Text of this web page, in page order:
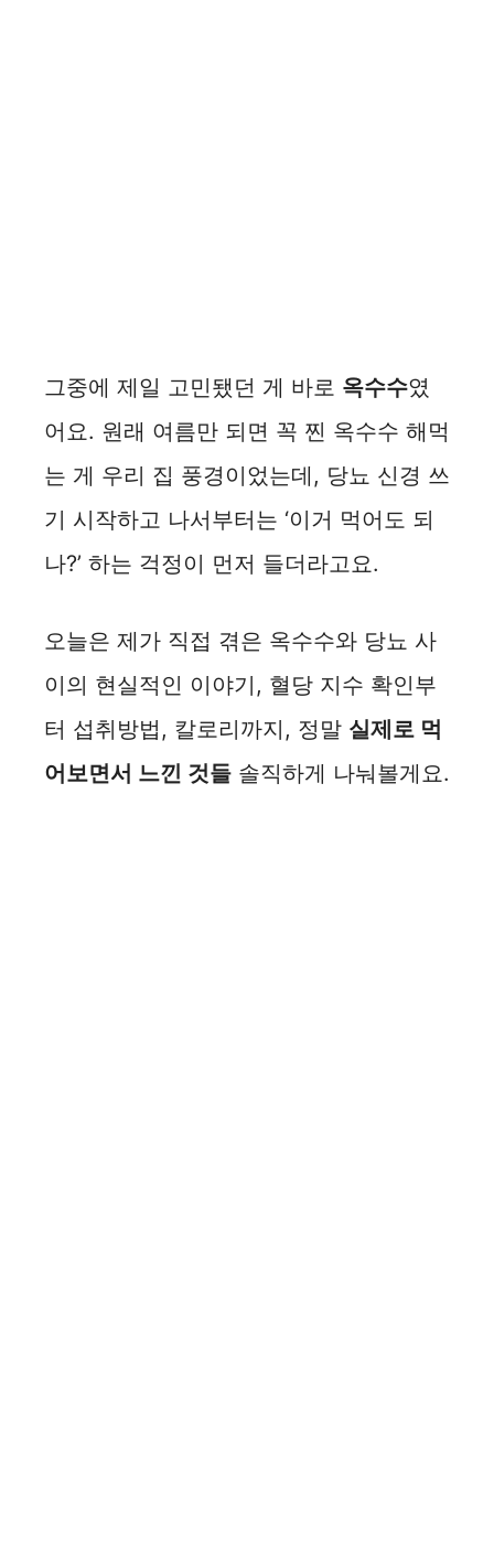
그중에 제일 고민됐던 게 바로 옥수수였
어요. 원래 여름만 되면 꼭 찐 옥수수 해먹
는 게 우리 집 풍경이었는데, 당뇨 신경 쓰
기 시작하고 나서부터는 ‘이거 먹어도 되
나?’ 하는 걱정이 먼저 들더라고요.
오늘은 제가 직접 겪은 옥수수와 당뇨 사
이의 현실적인 이야기, 혈당 지수 확인부
터 섭취방법, 칼로리까지, 정말 실제로 먹
어보면서 느낀 것들 솔직하게 나눠볼게요.